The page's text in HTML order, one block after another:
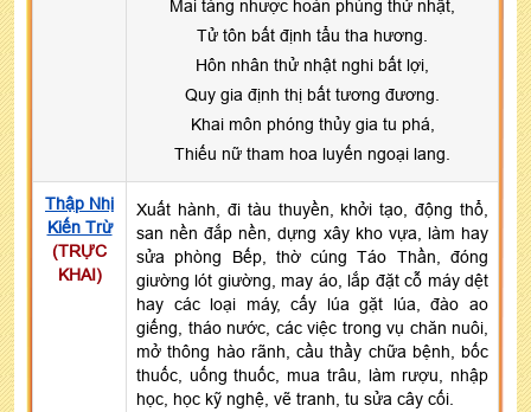
Mai táng nhược hoàn phùng thử nhật,
Tử tôn bất định tẩu tha hương.
Hôn nhân thử nhật nghi bất lợi,
Quy gia định thị bất tương đương.
Khai môn phóng thủy gia tu phá,
Thiếu nữ tham hoa luyến ngoại lang.
Thập Nhị
Kiến Trừ
(TRỰC
KHAI)
Xuất hành, đi tàu thuyền, khởi tạo, động thổ,
san nền đắp nền, dựng xây kho vựa, làm hay
sửa phòng Bếp, thờ cúng Táo Thần, đóng
giường lót giường, may áo, lắp đặt cỗ máy dệt
hay các loại máy, cấy lúa gặt lúa, đào ao
giếng, tháo nước, các việc trong vụ chăn nuôi,
mở thông hào rãnh, cầu thầy chữa bệnh, bốc
thuốc, uống thuốc, mua trâu, làm rượu, nhập
học, học kỹ nghệ, vẽ tranh, tu sửa cây cối.